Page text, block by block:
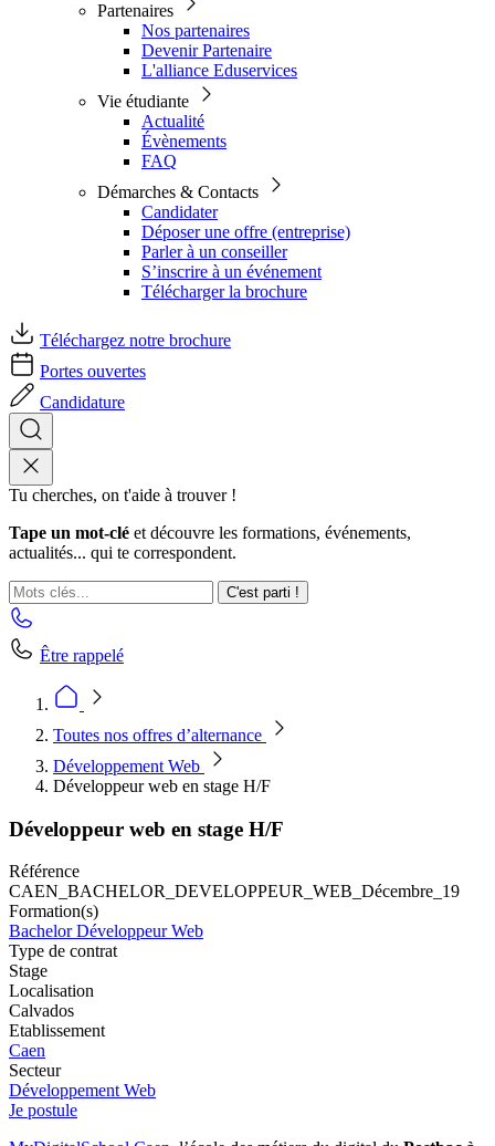
Partenaires
Nos partenaires
Devenir Partenaire
L'alliance Eduservices
Vie étudiante
Actualité
Évènements
FAQ
Démarches & Contacts
Candidater
Déposer une offre (entreprise)
Parler à un conseiller
S’inscrire à un événement
Télécharger la brochure
Téléchargez notre brochure
Portes ouvertes
Candidature
Tu cherches, on t'aide à trouver !
Tape un mot-clé et découvre les formations, événements,
actualités... qui te correspondent.
C'est parti !
Être rappelé
Toutes nos offres d’alternance
Développement Web
Développeur web en stage H/F
Développeur web en stage H/F
Référence
CAEN_BACHELOR_DEVELOPPEUR_WEB_Décembre_19
Formation(s)
Bachelor Développeur Web
Type de contrat
Stage
Localisation
Calvados
Etablissement
Caen
Secteur
Développement Web
Je postule